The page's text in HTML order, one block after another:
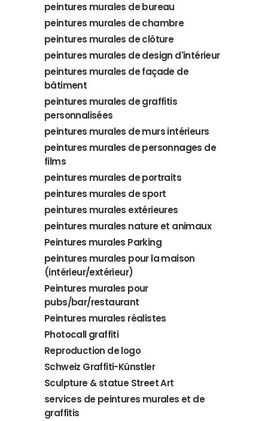
peintures murales de bureau
peintures murales de chambre
peintures murales de clôture
peintures murales de design d'intérieur
peintures murales de façade de
bâtiment
peintures murales de graffitis
personnalisées
peintures murales de murs intérieurs
peintures murales de personnages de
films
peintures murales de portraits
peintures murales de sport
peintures murales extérieures
peintures murales nature et animaux
Peintures murales Parking
peintures murales pour la maison
(intérieur/extérieur)
Peintures murales pour
pubs/bar/restaurant
Peintures murales réalistes
Photocall graffiti
Reproduction de logo
Schweiz Graffiti-Künstler
Sculpture & statue Street Art
services de peintures murales et de
graffitis